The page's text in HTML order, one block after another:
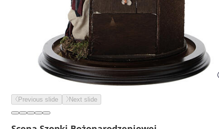
Previous slide Next slide